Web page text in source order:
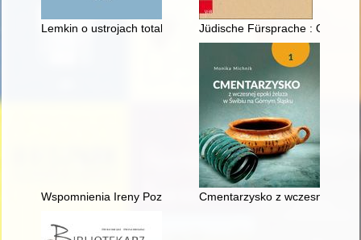
Lemkin o ustrojach totalitarnych i ich prawie karnym (1926-
Jüdische Fürsprache :
Wspomnienia Ireny Poznańskiej z II wojny światowej
Cmentarzysko z wczesnej